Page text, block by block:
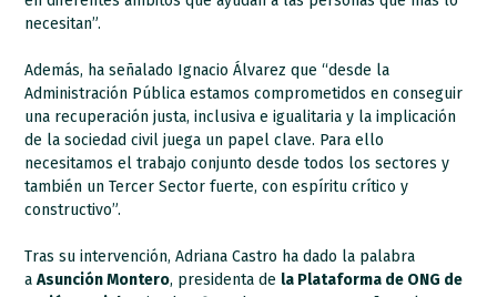
necesitan”.
Además, ha señalado Ignacio Álvarez que “desde la
Administración Pública estamos comprometidos en conseguir
una recuperación justa, inclusiva e igualitaria y la implicación
de la sociedad civil juega un papel clave. Para ello
necesitamos el trabajo conjunto desde todos los sectores y
también un Tercer Sector fuerte, con espíritu crítico y
constructivo”.
Tras su intervención, Adriana Castro ha dado la palabra
aAsunción Montero, presidenta de la Plataforma de ONG de